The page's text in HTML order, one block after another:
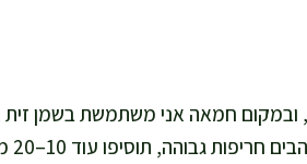
ובמקום חמאה אני משתמשת בשמן